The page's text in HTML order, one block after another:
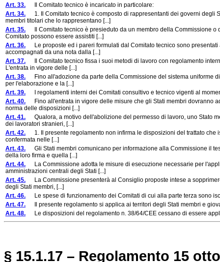
Art. 33. Il Comitato tecnico è incaricato in particolare:
Art. 34. 1. Il Comitato tecnico è composto di rappresentanti dei governi degli
membri titolari che lo rappresentano [...]
Art. 35. Il Comitato tecnico è presieduto da un membro della Commissione o
Comitato possono essere assistiti [...]
Art. 36. Le proposte ed i pareri formulati dal Comitato tecnico sono
accompagnati da una nota dalla [...]
Art. 37. Il Comitato tecnico fissa i suoi metodi di lavoro con regolamento
L'entrata in vigore delle [...]
Art. 38. Fino all'adozione da parte della Commissione del sistema uniforme
per l'elaborazione e la [...]
Art. 39. I regolamenti interni dei Comitati consultivo e tecnico vigenti al
Art. 40. Fino all'entrata in vigore delle misure che gli Stati membri dovranno
norma delle disposizioni [...]
Art. 41. Qualora, a motivo dell'abolizione del permesso di lavoro, uno Stato
dei lavoratori stranieri, [...]
Art. 42. 1. Il presente regolamento non infirma le disposizioni del trattato che
confermata nelle [...]
Art. 43. Gli Stati membri comunicano per informazione alla Commissione il
della loro firma e quella [...]
Art. 44. La Commissione adotta le misure di esecuzione necessarie per
amministrazioni centrali degli Stati [...]
Art. 45. La Commissione presenterà al Consiglio proposte intese a
degli Stati membri, [...]
Art. 46. Le spese di funzionamento dei Comitati di cui alla parte terza sono
Art. 47. Il presente regolamento si applica ai territori degli Stati membri e
Art. 48. Le disposizioni del regolamento n. 38/64/CEE cessano di essere
§ 15.1.17 – Regolamento 15